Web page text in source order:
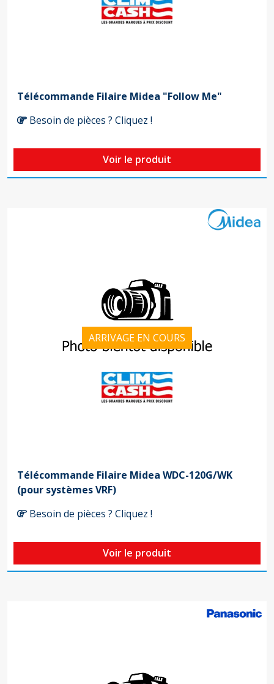
Télécommande Filaire Midea "Follow Me"
Besoin de pièces ? Cliquez !
Voir le produit
ARRIVAGE EN COURS
Télécommande Filaire Midea WDC-120G/WK
(pour systèmes VRF)
Besoin de pièces ? Cliquez !
Voir le produit